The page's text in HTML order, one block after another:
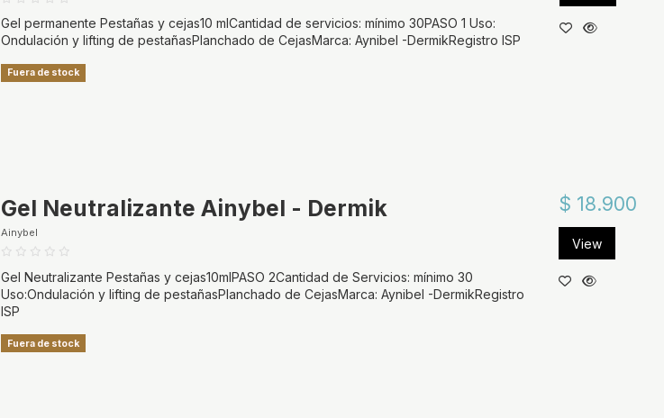
Gel permanente Pestañas y cejas10 mlCantidad de servicios: mínimo 30PASO 1 Uso:
Ondulación y lifting de pestañasPlanchado de CejasMarca: Aynibel -DermikRegistro ISP
Fuera de stock
Gel Neutralizante Ainybel - Dermik
Ainybel
Gel Neutralizante Pestañas y cejas10mlPASO 2Cantidad de Servicios: mínimo 30
Uso:Ondulación y lifting de pestañasPlanchado de CejasMarca: Aynibel -DermikRegistro
ISP
Fuera de stock
$ 18.900
View